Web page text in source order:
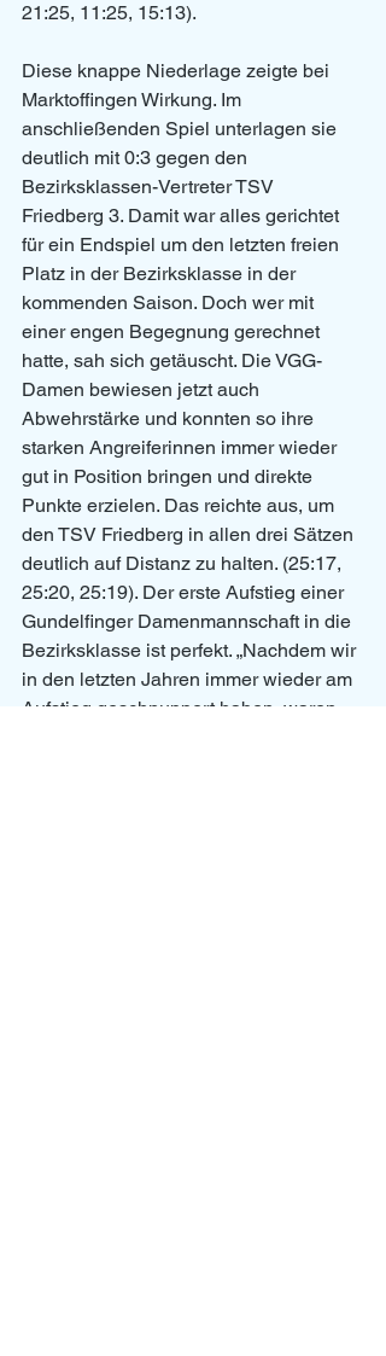
21:25, 11:25, 15:13).
Diese knappe Niederlage zeigte bei
Marktoffingen Wirkung. Im
anschließenden Spiel unterlagen sie
deutlich mit 0:3 gegen den
Bezirksklassen-Vertreter TSV
Friedberg 3. Damit war alles gerichtet
für ein Endspiel um den letzten freien
Platz in der Bezirksklasse in der
kommenden Saison. Doch wer mit
einer engen Begegnung gerechnet
hatte, sah sich getäuscht. Die VGG-
Damen bewiesen jetzt auch
Abwehrstärke und konnten so ihre
starken Angreiferinnen immer wieder
gut in Position bringen und direkte
Punkte erzielen. Das reichte aus, um
den TSV Friedberg in allen drei Sätzen
deutlich auf Distanz zu halten. (25:17,
25:20, 25:19). Der erste Aufstieg einer
Gundelfinger Damenmannschaft in die
Bezirksklasse ist perfekt. „Nachdem wir
in den letzten Jahren immer wieder am
Aufstieg geschnuppert haben, waren